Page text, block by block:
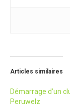
Articles similaires
Démarrage d’un
Peruwelz